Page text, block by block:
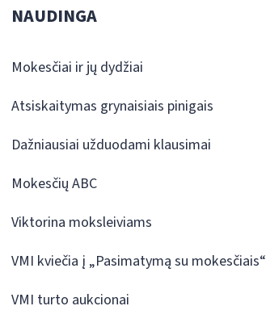
NAUDINGA
Mokesčiai ir jų dydžiai
Atsiskaitymas grynaisiais pinigais
Dažniausiai užduodami klausimai
Mokesčių ABC
Viktorina moksleiviams
VMI kviečia į „Pasimatymą su mokesčiais“
VMI turto aukcionai